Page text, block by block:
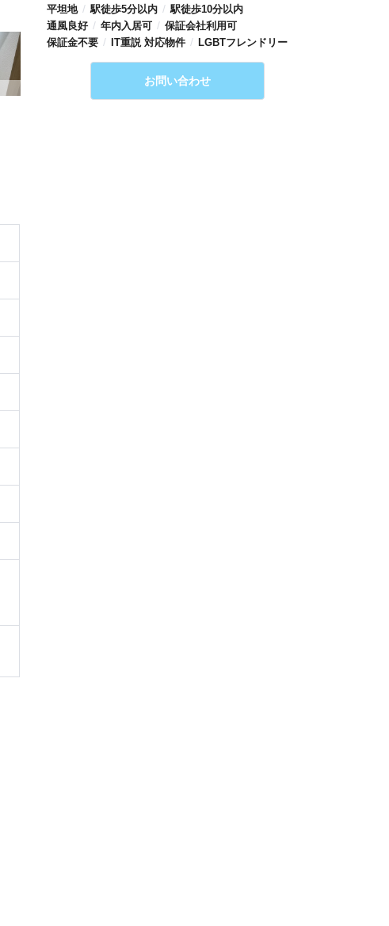
間取り
寝室
平坦地 / 駅徒歩5分以内 / 駅徒歩10分以内
通風良好 / 年内入居可 / 保証会社利用可
保証金不要 / IT重説 対応物件 / LGBTフレンドリー
お問い合わせ